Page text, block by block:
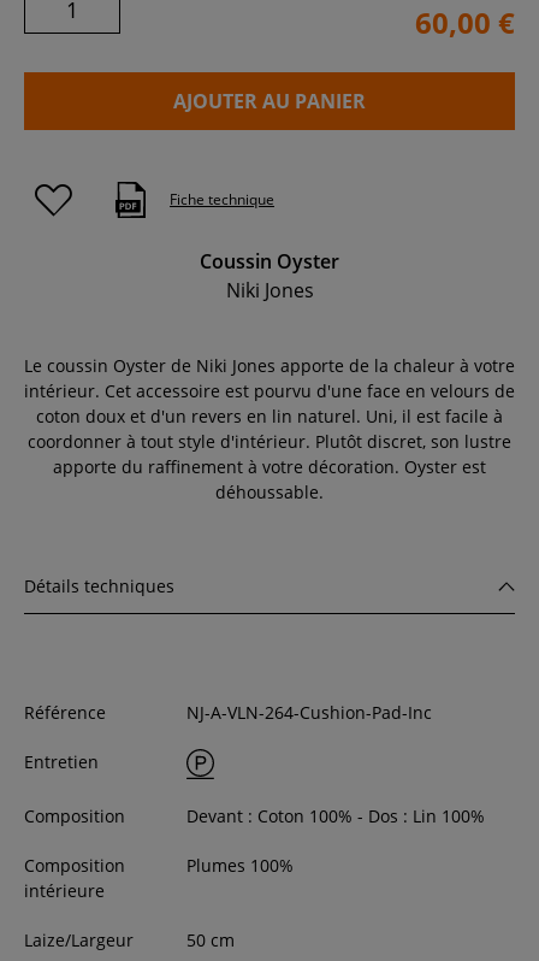
60,00 €
AJOUTER AU PANIER
Fiche technique
Coussin Oyster
Niki Jones
Le coussin Oyster de Niki Jones apporte de la chaleur à votre
intérieur. Cet accessoire est pourvu d'une face en velours de
coton doux et d'un revers en lin naturel. Uni, il est facile à
coordonner à tout style d'intérieur. Plutôt discret, son lustre
apporte du raffinement à votre décoration. Oyster est
déhoussable.
Détails techniques
Référence NJ-A-VLN-264-Cushion-Pad-Inc
Entretien
Composition Devant : Coton 100% - Dos : Lin 100%
Composition
intérieure
Plumes 100%
Laize/Largeur 50cm